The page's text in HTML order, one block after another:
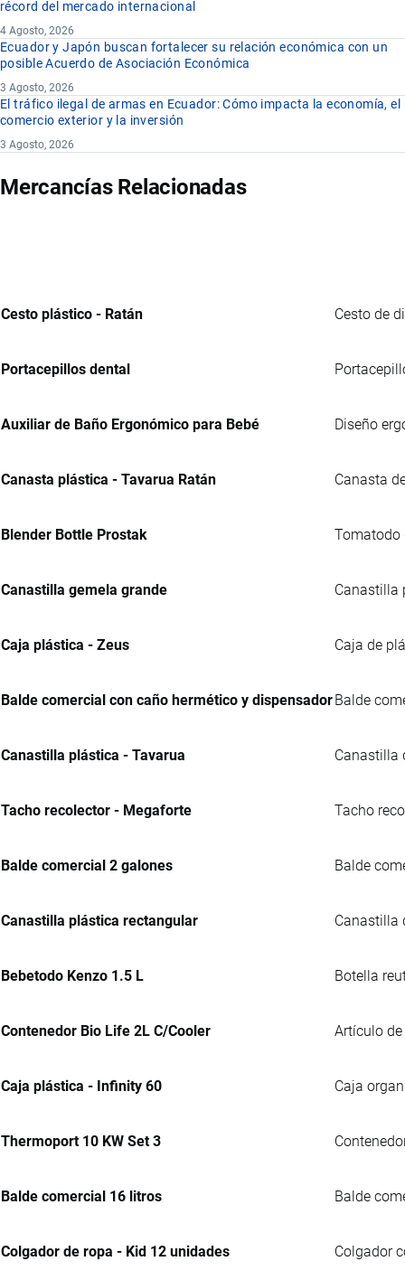
récord del mercado internacional
4 Agosto, 2026
Ecuador y Japón buscan fortalecer su relación económica con un
posible Acuerdo de Asociación Económica
3 Agosto, 2026
El tráfico ilegal de armas en Ecuador: Cómo impacta la economía, el
comercio exterior y la inversión
3 Agosto, 2026
Mercancías Relacionadas
Cesto plástico - Ratán Cesto de
Portacepillos dental
Auxiliar de Baño Ergonómico para Bebé Diseño
Canasta plástica - Tavarua Ratán Canasta
Blender Bottle Prostak Tomatodo
Canastilla gemela grande Canastilla
Caja plástica - Zeus Caja de
Balde comercial con caño hermético y dispensador Balde
Canastilla plástica - Tavarua Canastilla
Tacho recolector - Megaforte Tacho
Balde comercial 2 galones Balde
Canastilla plástica rectangular Canastilla
Bebetodo Kenzo 1.5 L Botella
Contenedor Bio Life 2L C/Cooler Artículo
Caja plástica - Infinity 60 Caja
Thermoport 10 KW Set 3
Balde comercial 16 litros Balde
Colgador de ropa - Kid 12 unidades Colgador